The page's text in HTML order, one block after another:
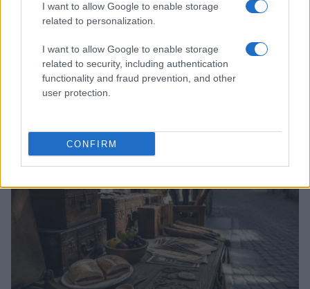
I want to allow Google to enable storage
related to personalization.
I want to allow Google to enable storage
related to security, including authentication
functionality and fraud prevention, and other
user protection.
CONFIRM
Dalla gloria di Coppi al declino attuale: l’allarme per il
ciclismo italiano
FUORI PORTA